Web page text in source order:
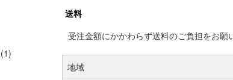
(1)
送料
受注金額にかかわらず送料のご負担をお願
地域